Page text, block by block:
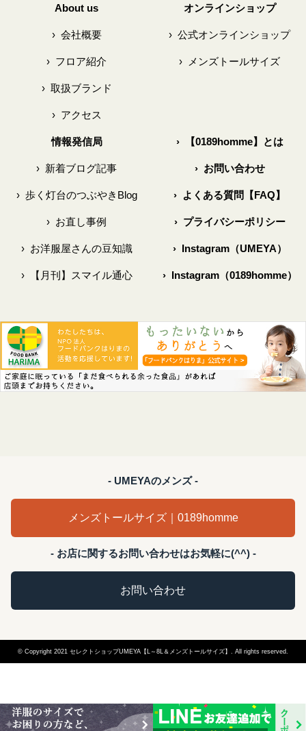
About us
›会社概要
› フロア紹介
›取扱ブランド
›アクセス
オンラインショップ
› 公式オンラインショップ
› メンズトールサイズ
情報発信局
› 新着ブログ記事
›歩く灯台のつぶやきBlog
› お直し事例
›お洋服屋さんの豆知識
›【月刊】スマイル通心
›【0189homme】とは
›お問い合わせ
› よくある質問【FAQ】
›プライバシーポリシー
›Instagram（UMEYA）
›Instagram（0189homme）
- UMEYAのメンズ -
メンズトールサイズ｜0189homme
- お店に関するお問い合わせはお気軽に(^^) -
お問い合わせ
© Copyright 2021 セレクトショップUMEYA【L～8L＆メンズトールサイズ】. All rights reserved.